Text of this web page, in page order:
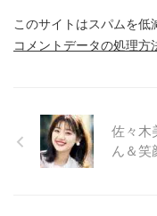
このサイトはスパムを低
コメントデータの処理
佐々木
ん＆笑